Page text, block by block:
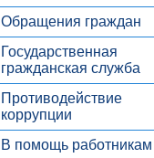
Обращения граждан
Государственная
гражданская служба
Противодействие
коррупции
В помощь работникам